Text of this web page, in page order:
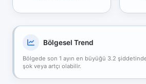
Bölgesel Trend
Bölgede son 1 ayın en büyüğü 3.2
şok veya artçı olabilir.